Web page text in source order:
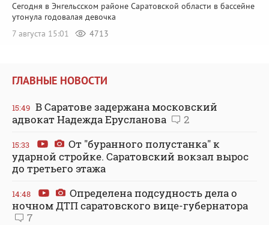
Сегодня в Энгельсском районе Саратовской области в бассейне
утонула годовалая девочка
7 августа 15:01
4713
ГЛАВНЫЕ НОВОСТИ
15:49 В Саратове задержана московский
адвокат Надежда Ерусланова
2
15:33
От "буранного полустанка" к
ударной стройке. Саратовский вокзал вырос
до третьего этажа
14:48
Определена подсудность дела о
ночном ДТП саратовского вице-губернатора
7